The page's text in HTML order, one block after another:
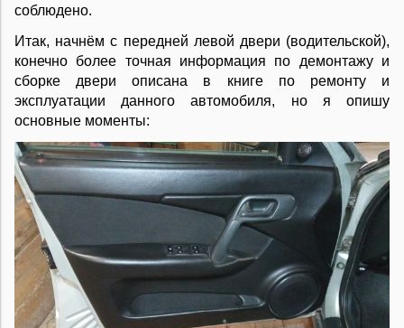
соблюдено.
Итак, начнём с передней левой двери (водительской),
конечно более точная информация по демонтажу и
сборке двери описана в книге по ремонту и
эксплуатации данного автомобиля, но я опишу
основные моменты: